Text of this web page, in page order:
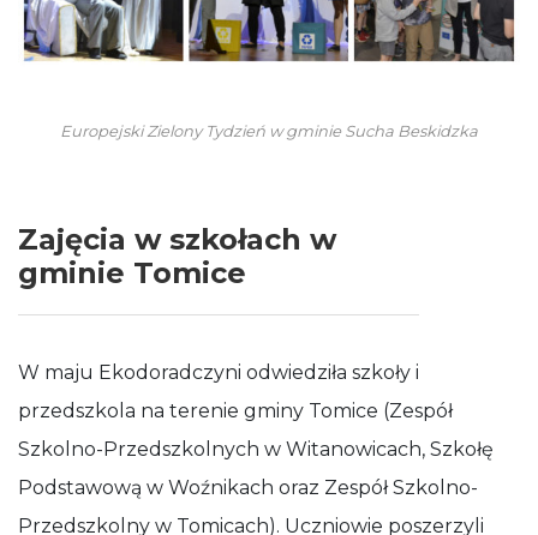
Europejski Zielony Tydzień w gminie Sucha Beskidzka
Zajęcia w szkołach w
gminie Tomice
W maju Ekodoradczyni odwiedziła szkoły i
przedszkola na terenie gminy Tomice (Zespół
Szkolno-Przedszkolnych w Witanowicach, Szkołę
Podstawową w Woźnikach oraz Zespół Szkolno-
Przedszkolny w Tomicach). Uczniowie poszerzyli